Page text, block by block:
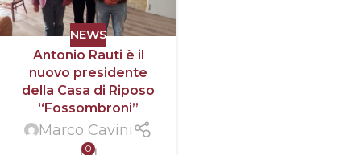
NEWS
Antonio Rauti è il
nuovo presidente
della Casa di Riposo
“Fossombroni”
Marco Cavini
0